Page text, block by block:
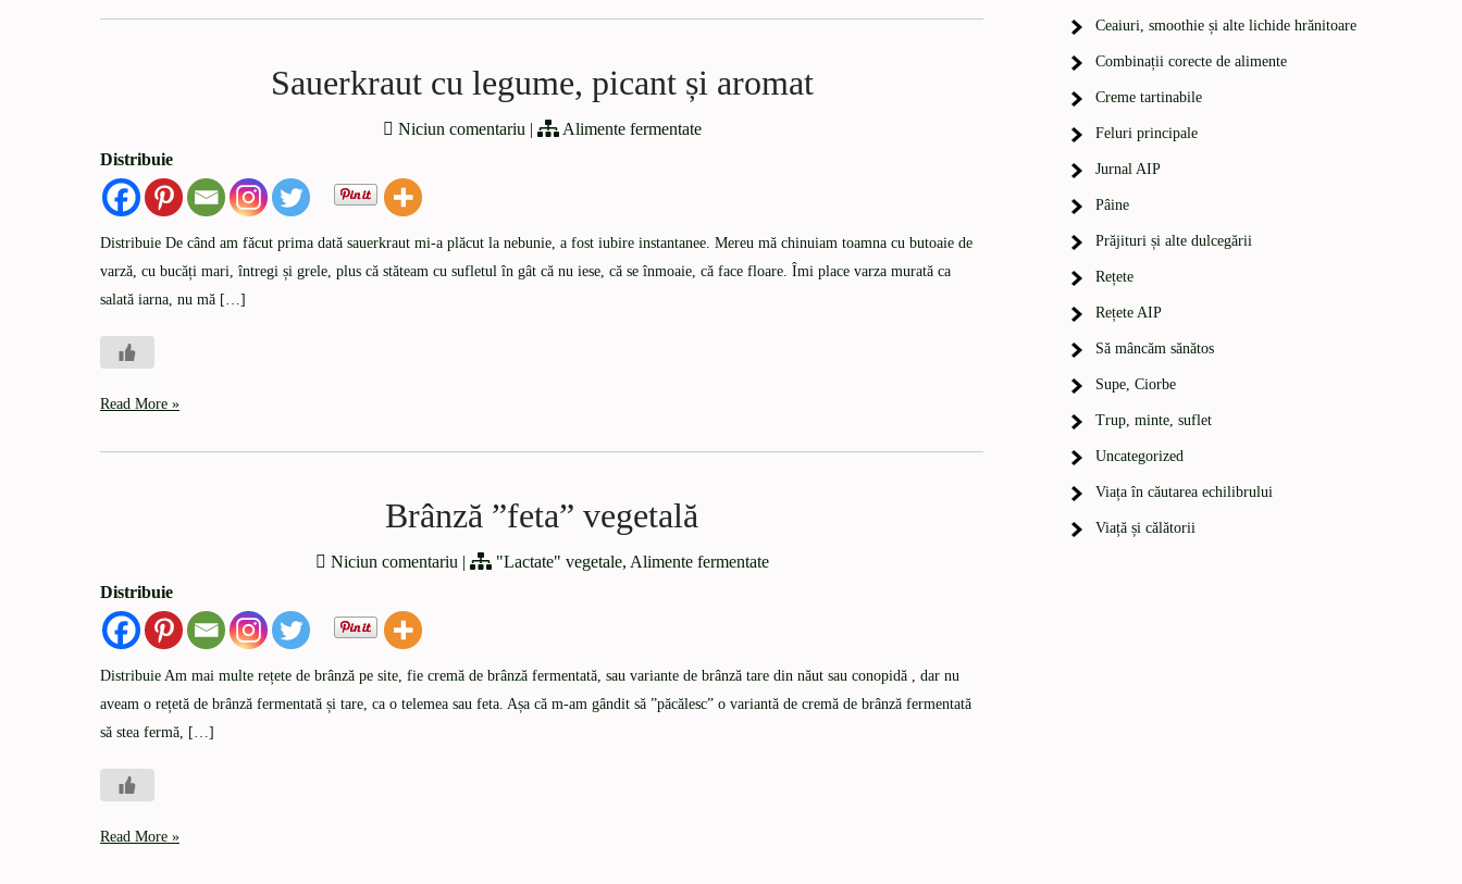
Sauerkraut cu legume, picant și aromat
Niciun comentariu |
Alimente fermentate
Distribuie
Distribuie De când am făcut prima dată sauerkraut mi-a plăcut la nebunie, a fost iubire instantanee. Mereu mă chinuiam toamna cu butoaie de
varză, cu bucăți mari, întregi și grele, plus că stăteam cu sufletul în gât că nu iese, că se înmoaie, că face floare. Îmi place varza murată ca
salată iarna, nu mă […]
Read More »
Brânză ”feta” vegetală
Niciun comentariu | "Lactate" vegetale, Alimente fermentate
Distribuie
Distribuie Am mai multe rețete de brânză pe site, fie cremă de brânză fermentată, sau variante de brânză tare din năut sau conopidă , dar nu
aveam o rețetă de brânză fermentată și tare, ca o telemea sau feta. Așa că m-am gândit să ”păcălesc” o variantă de cremă de brânză fermentată
să stea fermă, […]
Read More »
Ceaiuri, smoothie și alte lichide hrănitoare
Combinații corecte de alimente
Creme tartinabile
Feluri principale
Jurnal AIP
Pâine
Prăjituri și alte dulcegării
Rețete
Rețete AIP
Să mâncăm sănătos
Supe, Ciorbe
Trup, minte, suflet
Uncategorized
Viața în căutarea echilibrului
Viață și călătorii